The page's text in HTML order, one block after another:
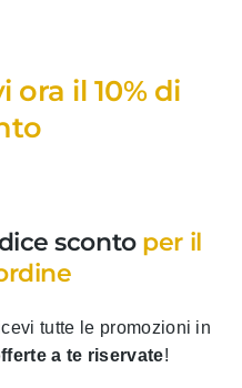
ora il 10% di
sconto per il
tutte le promozioni in
a te riservate!